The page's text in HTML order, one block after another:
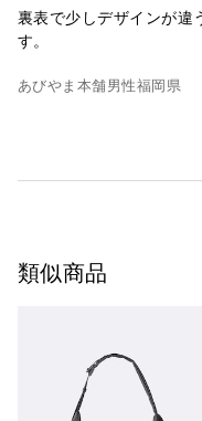
裏表で少しデザインが違
す。
あびやま本舗男性福岡県
類似商品